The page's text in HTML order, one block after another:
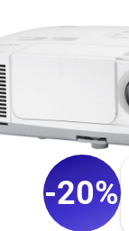
-20%